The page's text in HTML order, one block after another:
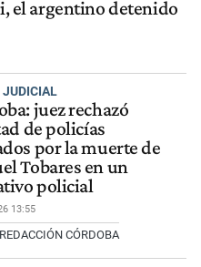
el argentino detenido
JUDICIAL
juez rechazó
de policías
por la muerte de
Tobares en un
policial
13:55
CÓRDOBA